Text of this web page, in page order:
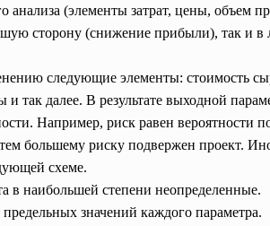
(элементы затрат, цены, объем
сторону (снижение прибыли), так и в
следующие элементы: стоимость
так далее. В результате выходной
Например, риск равен
большему риску подвержен проект.
схеме.
в наибольшей степени неопределенные.
значений каждого параметра.